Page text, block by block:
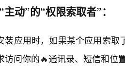
动”的“权限索取者”：
装应用时，如果某个应用索取
访问你的🔥通讯录、短信和位